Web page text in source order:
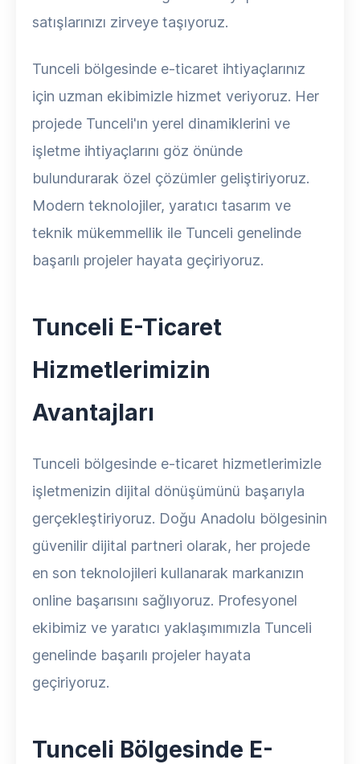
satışlarınızı zirveye taşıyoruz.
Tunceli bölgesinde e-ticaret ihtiyaçlarınız
için uzman ekibimizle hizmet veriyoruz. Her
projede Tunceli'ın yerel dinamiklerini ve
işletme ihtiyaçlarını göz önünde
bulundurarak özel çözümler geliştiriyoruz.
Modern teknolojiler, yaratıcı tasarım ve
teknik mükemmellik ile Tunceli genelinde
başarılı projeler hayata geçiriyoruz.
Tunceli E-Ticaret
Hizmetlerimizin
Avantajları
Tunceli bölgesinde e-ticaret hizmetlerimizle
işletmenizin dijital dönüşümünü başarıyla
gerçekleştiriyoruz. Doğu Anadolu bölgesinin
güvenilir dijital partneri olarak, her projede
en son teknolojileri kullanarak markanızın
online başarısını sağlıyoruz. Profesyonel
ekibimiz ve yaratıcı yaklaşımımızla Tunceli
genelinde başarılı projeler hayata
geçiriyoruz.
Tunceli Bölgesinde E-